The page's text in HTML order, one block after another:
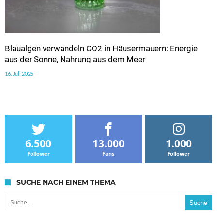
Blaualgen verwandeln CO2 in Häusermauern: Energie
aus der Sonne, Nahrung aus dem Meer
16. Juli 2025
6.500
Follower
13.000
Fans
1.000
Follower
SUCHE NACH EINEM THEMA
Suche nach: